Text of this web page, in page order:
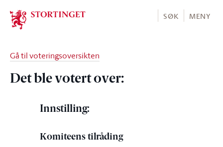
Stortinget.no
SØK MENY
Gå til voteringsoversikten
Det ble votert over:
Innstilling:
Komiteens tilråding